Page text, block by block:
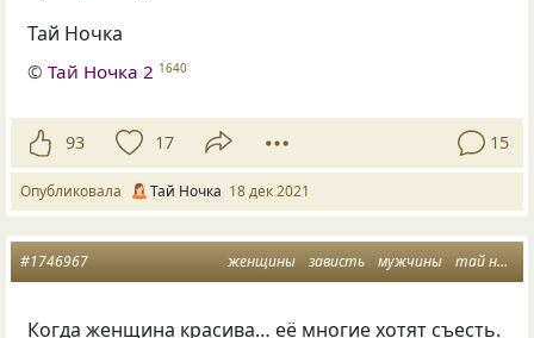
Тай Ночка
©Тай Ночка 2 1640
93 17 15
Опубликовала Тай Ночка 18 дек 2021
женщины зависть мужчины тай ночка
#1746967
Когда женщина красива… её многие хотят съесть.